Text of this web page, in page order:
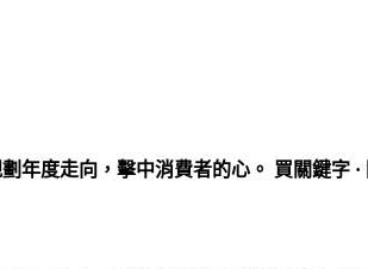
年度走向，擊中消費者的心。 買關鍵字 ·